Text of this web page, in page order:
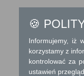
🍪
Informujemy, iż
korzystamy z
kontrolować za
ustawień